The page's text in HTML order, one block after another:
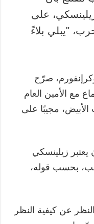
على
"يبلي بلاءً
صرّح
مع الأمين العام
الأبيض، مجيبًا على
زيلينسكي
بحسب قوله،
عن كيفية النظر